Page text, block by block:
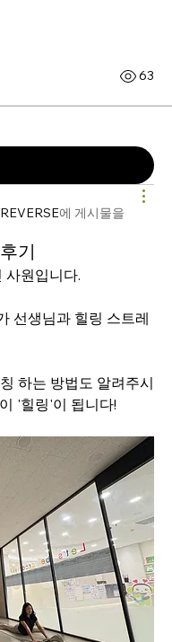
63
에 게시물을
기
사원입니다.
선생님과 힐링 스트레
하는 방법도 알려주시
'힐링'이 됩니다!